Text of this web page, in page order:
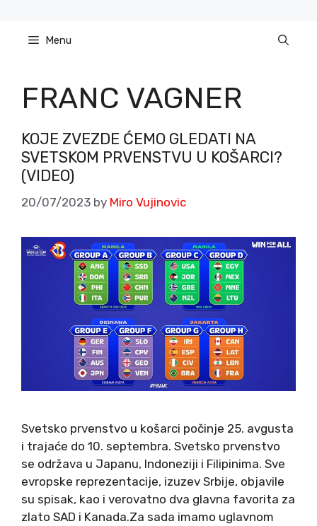
content Menu
FRANC VAGNER
KOJE ZVEZDE ĆEMO GLEDATI NA
SVETSKOM PRVENSTVU U KOŠARCI?
(VIDEO)
20/07/2023 by Miro Vujinovic
Svetsko prvenstvo u košarci počinje 25. avgusta
i trajaće do 10. septembra. Svetsko prvenstvo
se održava u Japanu, Indoneziji i Filipinima. Sve
evropske reprezentacije, izuzev Srbije, objavile
su spisak, kao i verovatno dva glavna favorita za
zlato SAD i Kanada.Za sada imamo uglavnom